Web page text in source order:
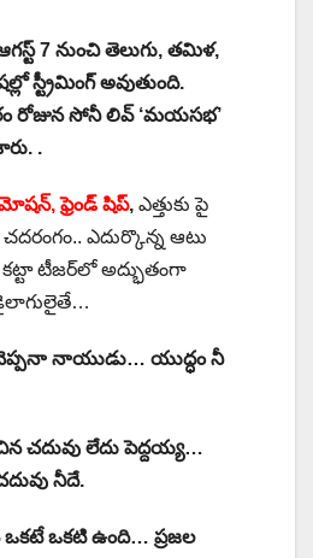
7 నుంచి తెలుగు, తమిళ,
అవుతుంది.
రోజున సోనీ లివ్ ‘మయసభ’
.
ఫ్రెండ్ షిప్, ఎత్తుకు పై
ఎదుర్కొన్న ఆటు
టీజర్‌లో అద్భుతంగా
నాయుడు… యుద్ధం నీ
చదువు లేదు పెద్దయ్య…
నీదే.
ఒకటి ఉంది… ప్రజల